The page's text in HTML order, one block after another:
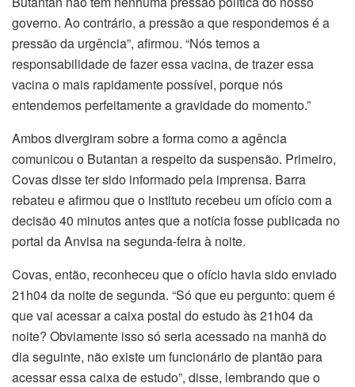
governo. Ao contrário, a pressão a que respondemos é a
pressão da urgência”, afirmou. “Nós temos a
responsabilidade de fazer essa vacina, de trazer essa
vacina o mais rapidamente possível, porque nós
entendemos perfeitamente a gravidade do momento.”
Ambos divergiram sobre a forma como a agência
comunicou o Butantan a respeito da suspensão. Primeiro,
Covas disse ter sido informado pela imprensa. Barra
rebateu e afirmou que o instituto recebeu um ofício com a
decisão 40 minutos antes que a notícia fosse publicada no
portal da Anvisa na segunda-feira à noite.
Covas, então, reconheceu que o ofício havia sido enviado
21h04 da noite de segunda. “Só que eu pergunto: quem é
que vai acessar a caixa postal do estudo às 21h04 da
noite? Obviamente isso só seria acessado na manhã do
dia seguinte, não existe um funcionário de plantão para
acessar essa caixa de estudo”, disse, lembrando que o